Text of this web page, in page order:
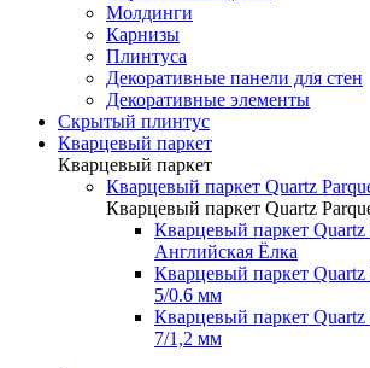
Молдинги
Карнизы
Плинтуса
Декоративные панели для стен
Декоративные элементы
Скрытый плинтус
Кварцевый паркет
Кварцевый паркет
Кварцевый паркет Quartz
Кварцевый паркет Quartz
Кварцевый паркет Quartz
Английская Ёлка
Кварцевый паркет Quartz
5/0.6 мм
Кварцевый паркет Quartz
7/1,2 мм